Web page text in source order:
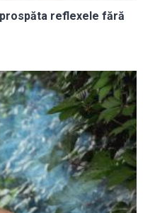
reflexele fără